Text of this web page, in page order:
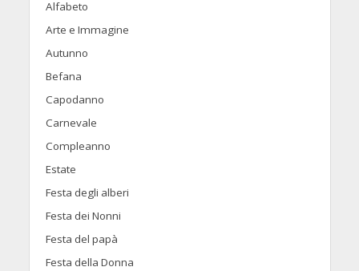
Alfabeto
Arte e Immagine
Autunno
Befana
Capodanno
Carnevale
Compleanno
Estate
Festa degli alberi
Festa dei Nonni
Festa del papà
Festa della Donna